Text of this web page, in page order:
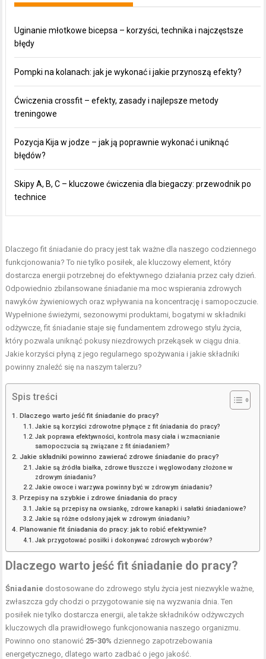
Uginanie młotkowe bicepsa – korzyści, technika i najczęstsze
błędy
Pompki na kolanach: jak je wykonać i jakie przynoszą efekty?
Ćwiczenia crossfit – efekty, zasady i najlepsze metody
treningowe
Pozycja Kija w jodze – jak ją poprawnie wykonać i uniknąć
błędów?
Skipy A, B, C – kluczowe ćwiczenia dla biegaczy: przewodnik po
technice
Dlaczego fit śniadanie do pracy jest tak ważne dla naszego codziennego
funkcjonowania? To nie tylko posiłek, ale kluczowy element, który
dostarcza energii potrzebnej do efektywnego działania przez cały dzień.
Odpowiednio zbilansowane śniadanie ma moc wspierania zdrowych
nawyków żywieniowych oraz wpływania na koncentrację i samopoczucie.
Wypełnione świeżymi, sezonowymi produktami, bogatymi w składniki
odżywcze, fit śniadanie staje się fundamentem zdrowego stylu życia,
który pozwala uniknąć pokusy niezdrowych przekąsek w ciągu dnia.
Jakie korzyści płyną z jego regularnego spożywania i jakie składniki
powinny znaleźć się na naszym talerzu?
Spis treści
Dlaczego warto jeść fit śniadanie do pracy?
Jakie są korzyści zdrowotne płynące z fit śniadania do pracy?
Jak poprawa efektywności, kontrola masy ciała i wzmacnianie
samopoczucia są związane z fit śniadaniem?
Jakie składniki powinno zawierać zdrowe śniadanie do pracy?
Jakie są źródła białka, zdrowe tłuszcze i węglowodany złożone w
zdrowym śniadaniu?
Jakie owoce i warzywa powinny być w zdrowym śniadaniu?
Przepisy na szybkie i zdrowe śniadania do pracy
Jakie są przepisy na owsiankę, zdrowe kanapki i sałatki śniadaniowe?
Jakie są różne odsłony jajek w zdrowym śniadaniu?
Planowanie fit śniadania do pracy: jak to robić efektywnie?
Jak przygotować posiłki i dokonywać zdrowych wyborów?
Dlaczego warto jeść fit śniadanie do pracy?
Śniadanie dostosowane do zdrowego stylu życia jest niezwykle ważne,
zwłaszcza gdy chodzi o przygotowanie się na wyzwania dnia. Ten
posiłek nie tylko dostarcza energii, ale także składników odżywczych
kluczowych dla prawidłowego funkcjonowania naszego organizmu.
Powinno ono stanowić 25-30% dziennego zapotrzebowania
energetycznego, dlatego warto zadbać o jego jakość.